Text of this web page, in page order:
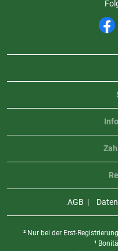
AGB
² Nur bei der Erst-
¹